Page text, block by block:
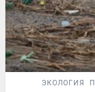
ЭКОЛОГИЯ